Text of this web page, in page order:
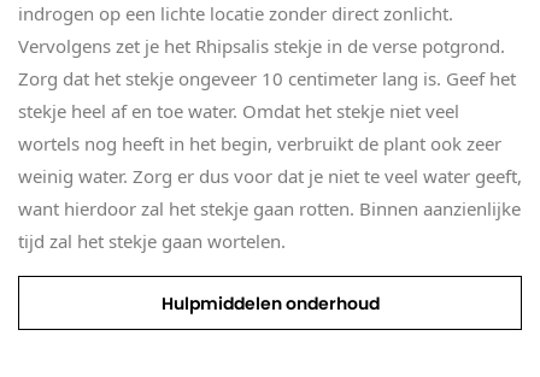
indrogen op een lichte locatie zonder direct zonlicht.
Vervolgens zet je het Rhipsalis stekje in de verse potgrond.
Zorg dat het stekje ongeveer 10 centimeter lang is. Geef het
stekje heel af en toe water. Omdat het stekje niet veel
wortels nog heeft in het begin, verbruikt de plant ook zeer
weinig water. Zorg er dus voor dat je niet te veel water geeft,
want hierdoor zal het stekje gaan rotten. Binnen aanzienlijke
tijd zal het stekje gaan wortelen.
Hulpmiddelen onderhoud